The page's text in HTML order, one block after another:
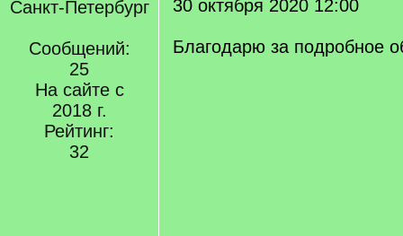
Санкт-Петербург
Сообщений:
25
На сайте с
2018 г.
Рейтинг:
32
30 октября 2020 12:00
Благодарю за подробное